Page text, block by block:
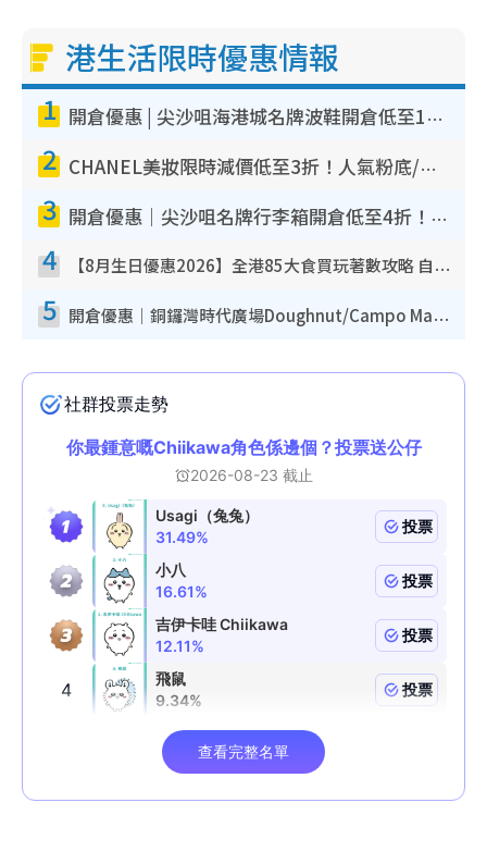
港生活限時優惠情報
1 開倉優惠 | 尖沙咀海港城名牌波鞋開倉低至1折！On鞋$899起／Joy&Peace鞋履$98起
2 CHANEL美妝限時減價低至3折！人氣粉底/唇膏/精華液低至$275！COCO香水都有平
3 開倉優惠｜尖沙咀名牌行李箱開倉低至4折！一連5日 American Tourister/ace./Hallmark $200起！
4 【8月生日優惠2026】全港85大食買玩著數攻略 自助餐/火鍋放題同行免費＋誠品/DONKI送現金券
5 開倉優惠｜銅鑼灣時代廣場Doughnut/Campo Marzio開倉低至1折！背囊、書包、手袋劈價$200起